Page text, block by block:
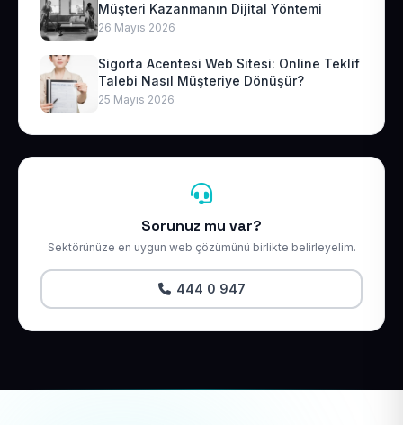
Müşteri Kazanmanın Dijital Yöntemi
26 Mayıs 2026
Sigorta Acentesi Web Sitesi: Online Teklif
Talebi Nasıl Müşteriye Dönüşür?
25 Mayıs 2026
Sorunuz mu var?
Sektörünüze en uygun web çözümünü birlikte belirleyelim.
444 0 947